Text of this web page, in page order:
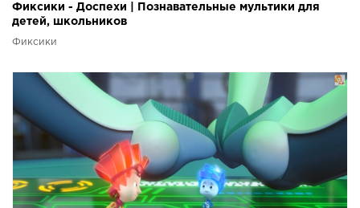
Фиксики - Доспехи | Познавательные мультики для
детей, школьников
Фиксики